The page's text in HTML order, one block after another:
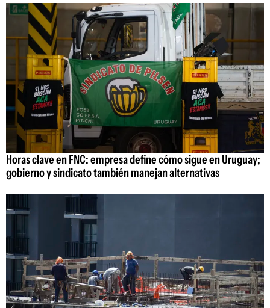
Horas clave en FNC: empresa define cómo sigue en Uruguay;
gobierno y sindicato también manejan alternativas